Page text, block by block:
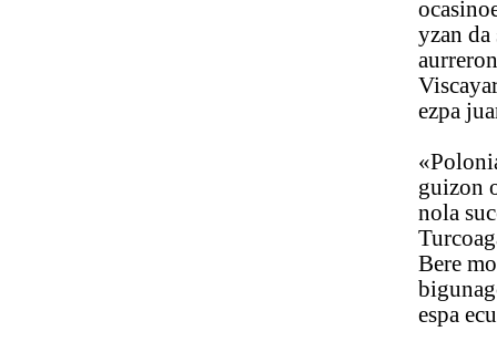
ocasinoe
yzan da
Viscayaren
ezpa juan
«Poloniaco
guizon
nola
Turcoagaz
Bere
bigunago
espa